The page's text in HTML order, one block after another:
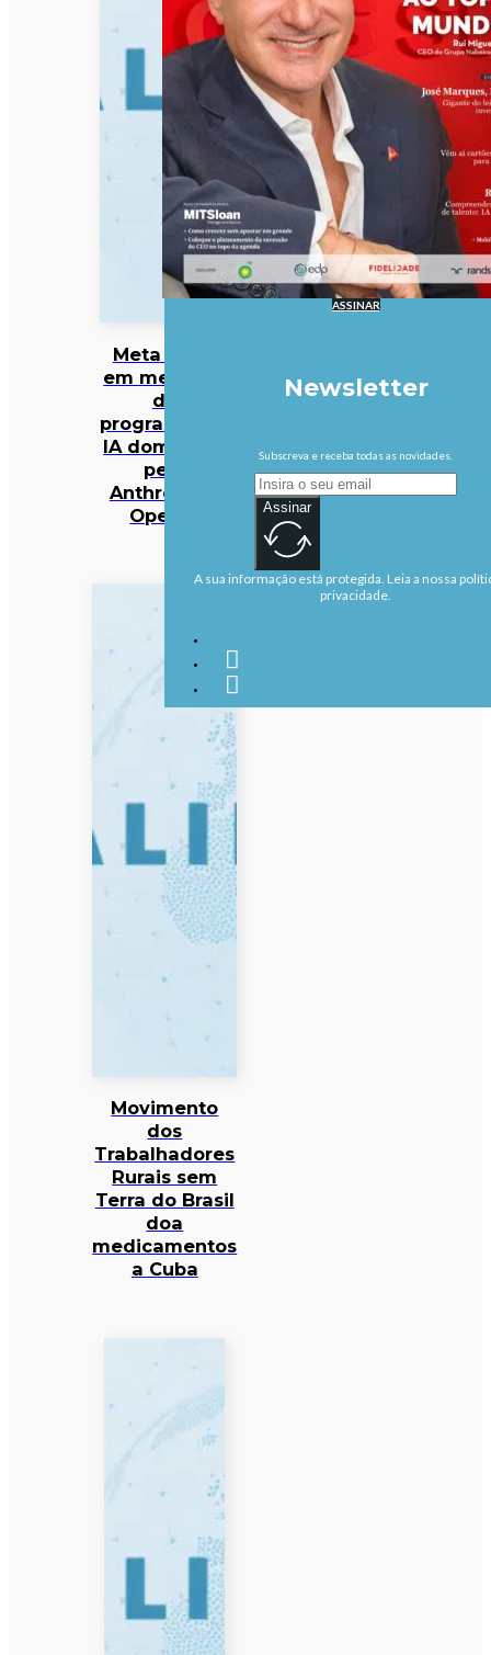
Meta entra
em mercado
da
programação
IA dominado
pela
Anthropic e
OpenAI
Movimento
dos
Trabalhadores
Rurais sem
Terra do Brasil
doa
medicamentos
a Cuba
ASSINAR
Newsletter
Subscreva e receba todas as novidades.
Assinar
A sua informação está protegida. Leia a nossa
privacidade.